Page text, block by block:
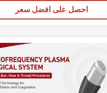
احصل على افضل سعر